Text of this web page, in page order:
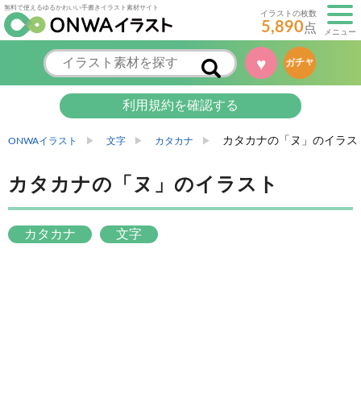
無料で使えるゆるかわいい手書きイラスト素材サイト
イラストの枚数
5,890点 メニュー
♥ ガチャ
利用規約を確認する
ONWAイラスト 文字 カタカナ カタカナの「ヌ」のイラス
カタカナの「ヌ」のイラスト
カタカナ 文字